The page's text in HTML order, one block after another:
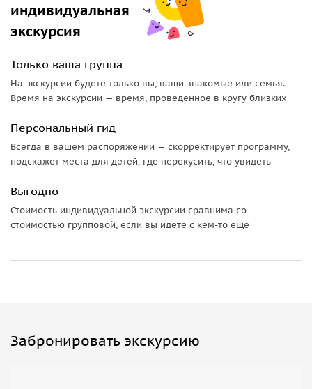
индивидуальная
экскурсия
Только ваша группа
На экскурсии будете только вы, ваши знакомые или семья.
Время на экскурсии — время, проведенное в кругу близких
Персональный гид
Всегда в вашем распоряжении — скорректирует программу,
подскажет места для детей, где перекусить, что увидеть
Выгодно
Стоимость индивидуальной экскурсии сравнима со
стоимостью групповой, если вы идете с кем-то еще
Забронировать экскурсию